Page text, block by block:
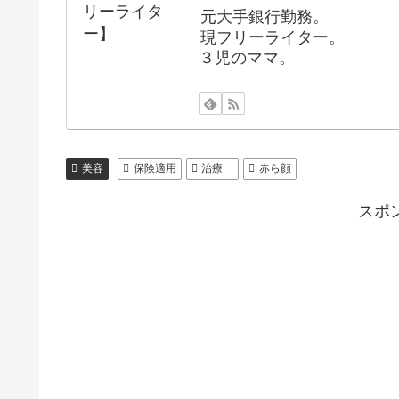
元大手銀行勤務。
現フリーライター。
３児のママ。
美容 保険適用 治療 赤ら顔
スポ